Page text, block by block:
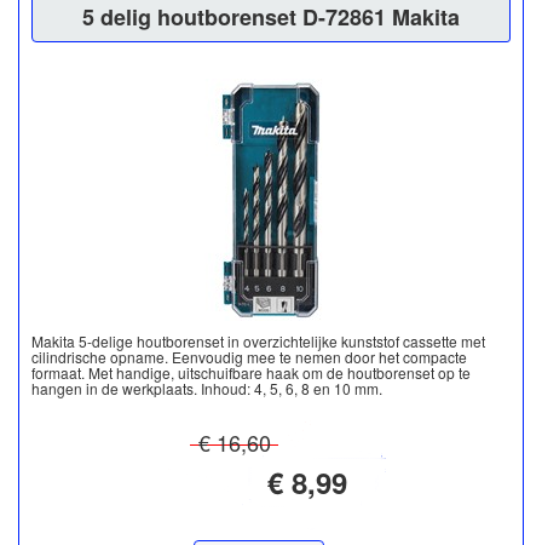
5 delig houtborenset D-72861 Makita
Makita 5-delige houtborenset in overzichtelijke kunststof cassette met
cilindrische opname. Eenvoudig mee te nemen door het compacte
formaat. Met handige, uitschuifbare haak om de houtborenset op te
hangen in de werkplaats. Inhoud: 4, 5, 6, 8 en 10 mm.
€ 16,60
€ 8,99